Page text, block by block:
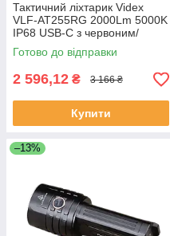
Тактичний ліхтарик Videx
VLF-AT255RG 2000Lm 5000K
IP68 USB-C з червоним/
зеленим світлом
Готово до відправки
2 596,12 ₴ 3 166 ₴
Купити
–13%